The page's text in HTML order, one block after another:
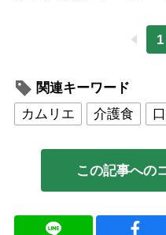
1
関連キーワード
カムリエ
介護食
この記事への